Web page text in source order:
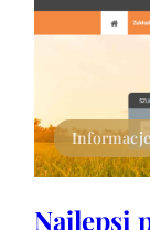
Najlepsi